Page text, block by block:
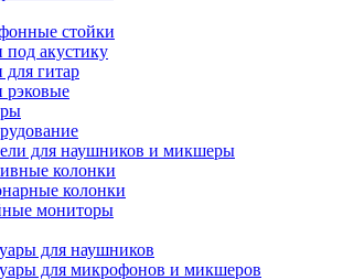
стойки
под акустику
гитар
рэковые
для наушников и микшеры
колонки
колонки
мониторы
для наушников
для микрофонов и микшеров